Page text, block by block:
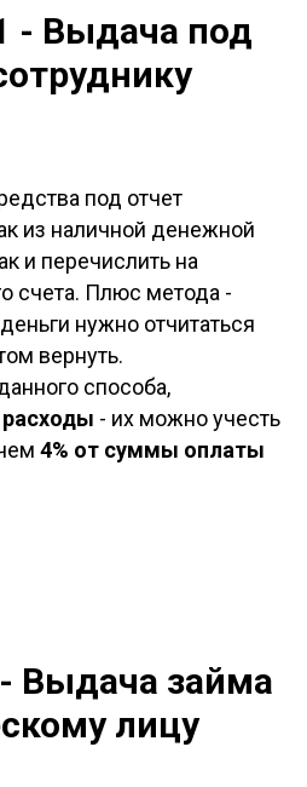
- Выдача под
под отчет
из наличной денежной
и перечислить на
счета. Плюс метода -
нужно отчитаться
вернуть.
способа,
расходы - их можно учесть
4% от суммы оплаты
Выдача займа
лицу